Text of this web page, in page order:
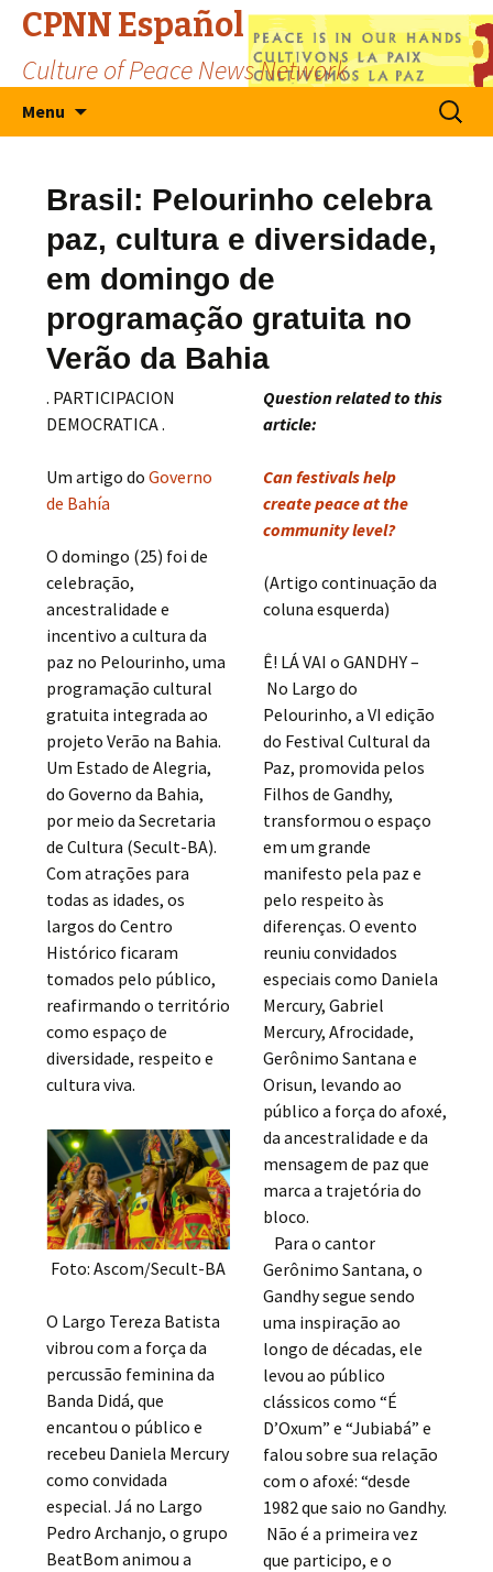
CPNN Español
Culture of Peace News Network
Menu
Search
for:
Brasil: Pelourinho celebra
paz, cultura e diversidade,
em domingo de
programação gratuita no
Verão da Bahia
. PARTICIPACION
DEMOCRATICA .
Um artigo doGoverno
de Bahía
O domingo (25) foi de
celebração,
ancestralidade e
incentivo a cultura da
paz no Pelourinho, uma
programação cultural
gratuita integrada ao
projeto Verão na Bahia.
Um Estado de Alegria,
do Governo da Bahia,
por meio da Secretaria
de Cultura (Secult-BA).
Com atrações para
todas as idades, os
largos do Centro
Histórico ficaram
tomados pelo público,
reafirmando o território
como espaço de
diversidade, respeito e
cultura viva.
Foto: Ascom/Secult-BA
O Largo Tereza Batista
vibrou com a força da
percussão feminina da
Banda Didá, que
encantou o público e
recebeu Daniela Mercury
como convidada
especial. Já no Largo
Pedro Archanjo, o grupo
BeatBom animou a
Question related to this
article:
Can festivals help
create peace at the
community level?
(Artigo continuação da
coluna esquerda)
Ê! LÁ VAI o GANDHY –
No Largo do
Pelourinho, a VI edição
do Festival Cultural da
Paz, promovida pelos
Filhos de Gandhy,
transformou o espaço
em um grande
manifesto pela paz e
pelo respeito às
diferenças. O evento
reuniu convidados
especiais como Daniela
Mercury, Gabriel
Mercury, Afrocidade,
Gerônimo Santana e
Orisun, levando ao
público a força do afoxé,
da ancestralidade e da
mensagem de paz que
marca a trajetória do
bloco.
Para o cantor
Gerônimo Santana, o
Gandhy segue sendo
uma inspiração ao
longo de décadas, ele
levou ao público
clássicos como “É
D’Oxum” e “Jubiabá” e
falou sobre sua relação
com o afoxé: “desde
1982 que saio no Gandhy.
Não é a primeira vez
que participo, e o